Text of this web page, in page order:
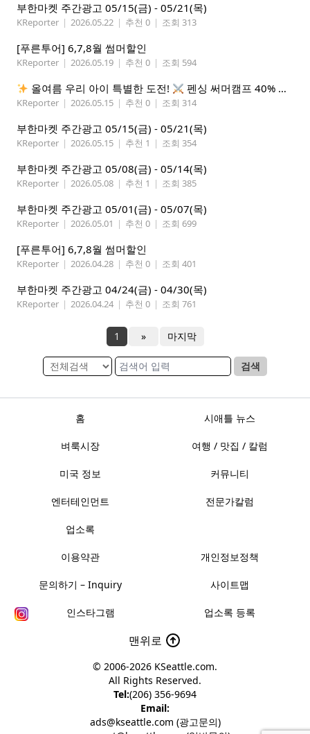
부한마켓 주간광고 05/15(금) - 05/21(목)
KReporter | 2026.05.22 | 추천 0 | 조회 313
[푸른투어] 6,7,8월 썸머할인
KReporter | 2026.05.19 | 추천 0 | 조회 594
올여름 우리 아이 특별한 도전! 펜싱 써머캠프 40% 선착순 할인
KReporter | 2026.05.15 | 추천 0 | 조회 314
부한마켓 주간광고 05/15(금) - 05/21(목)
KReporter | 2026.05.15 | 추천 1 | 조회 354
부한마켓 주간광고 05/08(금) - 05/14(목)
KReporter | 2026.05.08 | 추천 1 | 조회 385
부한마켓 주간광고 05/01(금) - 05/07(목)
KReporter | 2026.05.01 | 추천 0 | 조회 699
[푸른투어] 6,7,8월 썸머할인
KReporter | 2026.04.28 | 추천 0 | 조회 401
부한마켓 주간광고 04/24(금) - 04/30(목)
KReporter | 2026.04.24 | 추천 0 | 조회 761
1 » 마지막
검색
홈 시애틀 뉴스
벼룩시장 여행 / 맛집 / 칼럼
미국 정보 커뮤니티
엔터테인먼트 전문가칼럼
업소록
이용약관 개인정보정책
문의하기 – Inquiry 사이트맵
인스타그램 업소록 등록
맨위로
© 2006-2026 KSeattle.com.
All Rights Reserved.
Tel:(206) 356-9694
Email:
ads@kseattle.com (광고문의)